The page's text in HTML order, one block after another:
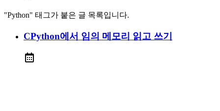
"Python" 태그가 붙은 글 목록입니다.
CPython에서 임의 메모리 읽고 쓰기